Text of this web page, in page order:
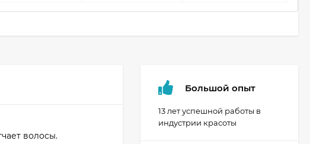
волосы.
Большой опыт
13 лет успешной работы в
индустрии красоты